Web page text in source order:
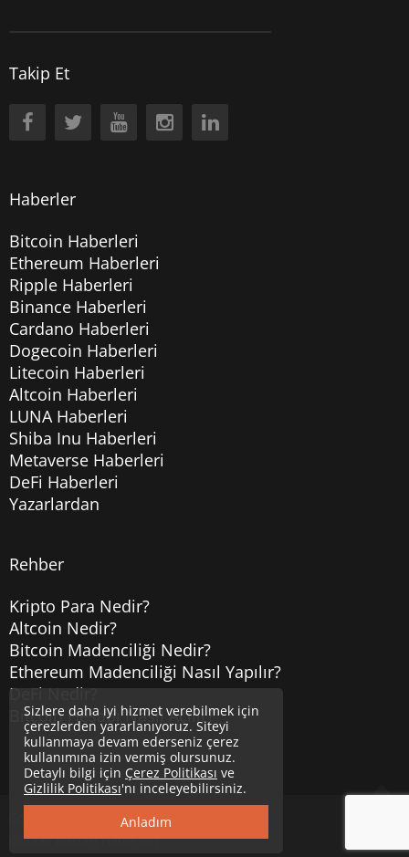
Takip Et
Haberler
Bitcoin Haberleri
Ethereum Haberleri
Ripple Haberleri
Binance Haberleri
Cardano Haberleri
Dogecoin Haberleri
Litecoin Haberleri
Altcoin Haberleri
LUNA Haberleri
Shiba Inu Haberleri
Metaverse Haberleri
DeFi Haberleri
Yazarlardan
Rehber
Kripto Para Nedir?
Altcoin Nedir?
Bitcoin Madenciliği Nedir?
Ethereum Madenciliği Nasıl Yapılır?
DeFi Nedir?
Bitcoin Hesabı Nasıl Açılır?
Uzmancoin
Güncel Bitcoin Haberleri
Sizlere daha iyi hizmet verebilmek için
çerezlerden yararlanıyoruz. Siteyi
kullanmaya devam ederseniz çerez
kullanımına izin vermiş olursunuz.
Detaylı bilgi için Çerez Politikası ve
Gizlilik Politikası'nı inceleyebilirsiniz.
Anladım